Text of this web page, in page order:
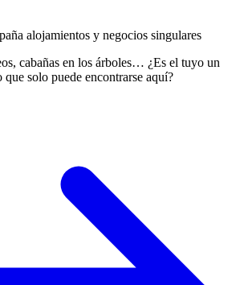
alojamientos y negocios singulares
cabañas en los árboles… ¿Es el tuyo un
solo puede encontrarse aquí?